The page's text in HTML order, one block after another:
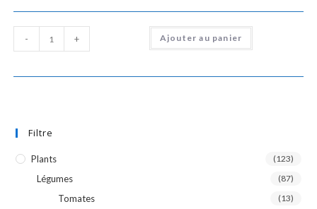
quantité
de
Aneth
- + Ajouter au panier
Filtre
Plants (123)
Légumes (87)
Tomates (13)